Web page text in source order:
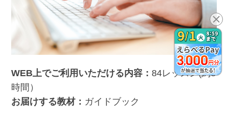
WEB上でご利用いただける内容： 84レッスン(約8
時間）
お届けする教材： ガイドブック